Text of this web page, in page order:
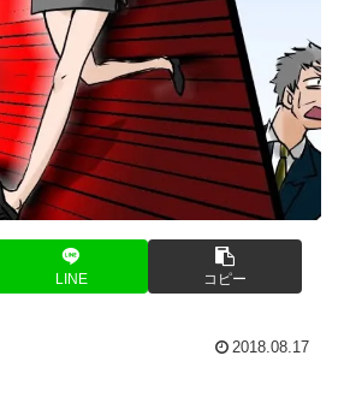
LINE コピー
2018.08.17